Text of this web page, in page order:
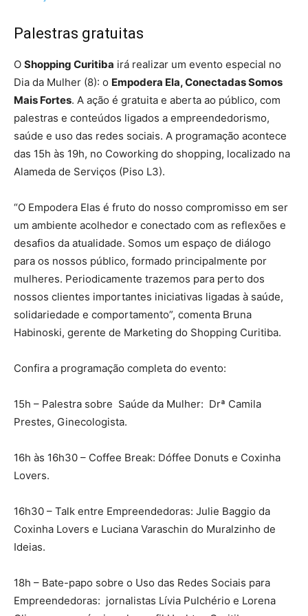
Palestras gratuitas
O Shopping Curitiba irá realizar um evento especial no
Dia da Mulher (8): o Empodera Ela, Conectadas Somos
Mais Fortes. A ação é gratuita e aberta ao público, com
palestras e conteúdos ligados a empreendedorismo,
saúde e uso das redes sociais. A programação acontece
das 15h às 19h, no Coworking do shopping, localizado na
Alameda de Serviços (Piso L3).
“O Empodera Elas é fruto do nosso compromisso em ser
um ambiente acolhedor e conectado com as reflexões e
desafios da atualidade. Somos um espaço de diálogo
para os nossos público, formado principalmente por
mulheres. Periodicamente trazemos para perto dos
nossos clientes importantes iniciativas ligadas à saúde,
solidariedade e comportamento”, comenta Bruna
Habinoski, gerente de Marketing do Shopping Curitiba.
Confira a programação completa do evento:
15h – Palestra sobre Saúde da Mulher: Drª Camila
Prestes, Ginecologista.
16h às 16h30 – Coffee Break: Dóffee Donuts e Coxinha
Lovers.
16h30 – Talk entre Empreendedoras: Julie Baggio da
Coxinha Lovers e Luciana Varaschin do Muralzinho de
Ideias.
18h – Bate-papo sobre o Uso das Redes Sociais para
Empreendedoras: jornalistas Lívia Pulchério e Lorena